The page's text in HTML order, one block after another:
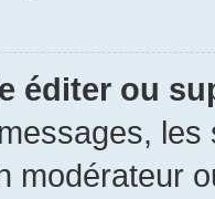
éditer ou
modérateur